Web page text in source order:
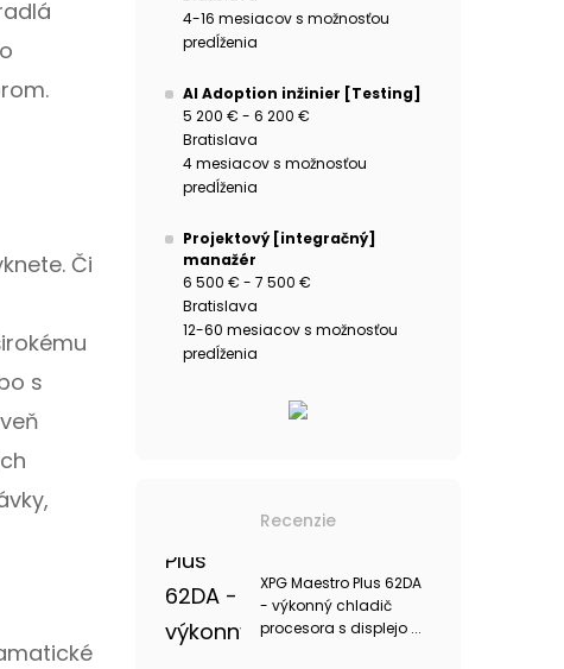
Či
s
4-16 mesiacov s možnosťou
predĺženia
AI Adoption inžinier [Testing]
5 200 € - 6 200 €
Bratislava
4 mesiacov s možnosťou
predĺženia
Projektový [integračný]
manažér
6 500 € - 7 500 €
Bratislava
12-60 mesiacov s možnosťou
predĺženia
Recenzie
XPG Maestro Plus 62DA
- výkonný chladič
procesora s displejo ...